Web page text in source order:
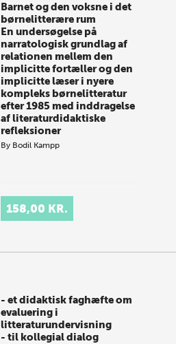
Barnet og den voksne i det
børnelitterære rum
En undersøgelse på
narratologisk grundlag af
relationen mellem den
implicitte fortæller og den
implicitte læser i nyere
kompleks børnelitteratur
efter 1985 med inddragelse
af literaturdidaktiske
refleksioner
By Bodil Kampp
158,00 KR.
- et didaktisk faghæfte om
evaluering i
litteraturundervisning
- til kollegial dialog